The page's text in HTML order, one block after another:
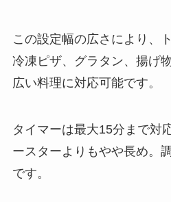
この設定幅の広さにより、
冷凍ピザ、グラタン、揚げ
広い料理に対応可能です。
タイマーは最大15分まで対
ースターよりもやや長め。
です。